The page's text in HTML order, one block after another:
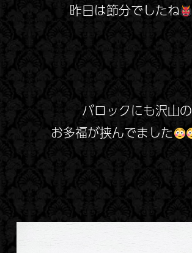
昨日は節分でしたね
バロックにも沢山の
お多福が挟んでました